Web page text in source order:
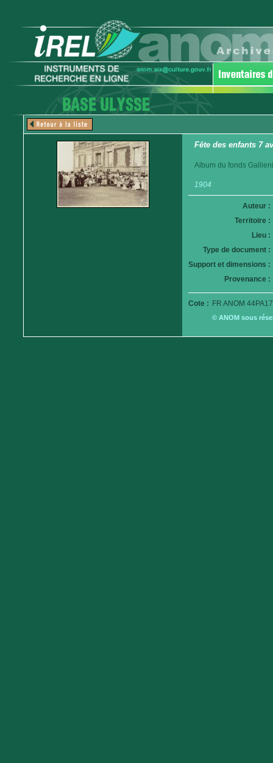
Fête des enfants 7
Album du fonds
1904
Auteur :
Territoire :
Lieu :
Type de document :
Support et dimensions :
Provenance :
Cote : FR ANOM
© ANOM sous